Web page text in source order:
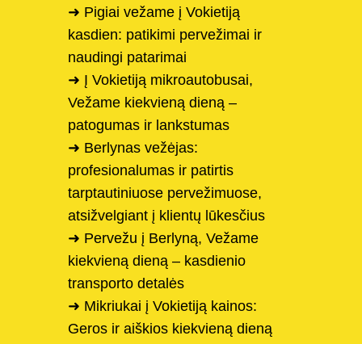
➜ Pigiai vežame į Vokietiją
kasdien: patikimi pervežimai ir
naudingi patarimai
➜ Į Vokietiją mikroautobusai,
Vežame kiekvieną dieną –
patogumas ir lankstumas
➜ Berlynas vežėjas:
profesionalumas ir patirtis
tarptautiniuose pervežimuose,
atsižvelgiant į klientų lūkesčius
➜ Pervežu į Berlyną, Vežame
kiekvieną dieną – kasdienio
transporto detalės
➜ Mikriukai į Vokietiją kainos:
Geros ir aiškios kiekvieną dieną